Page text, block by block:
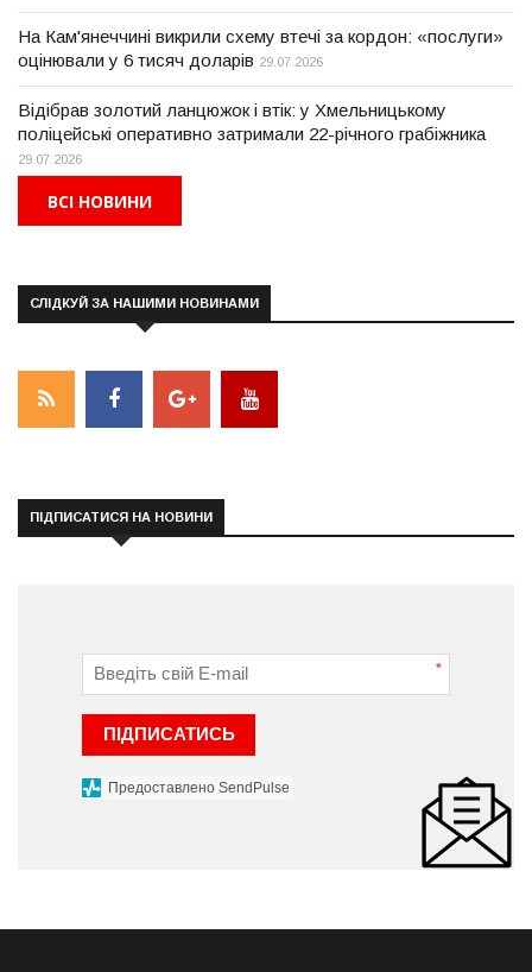
На Кам'янеччині викрили схему втечі за кордон: «послуги»
оцінювали у 6 тисяч доларів 29.07.2026
Відібрав золотий ланцюжок і втік: у Хмельницькому
поліцейські оперативно затримали 22-річного грабіжника
29.07.2026
ВСІ НОВИНИ
СЛІДКУЙ ЗА НАШИМИ НОВИНАМИ
ПІДПИСАТИСЯ НА НОВИНИ
*
ПІДПИСАТИСЬ
Предоставлено SendPulse